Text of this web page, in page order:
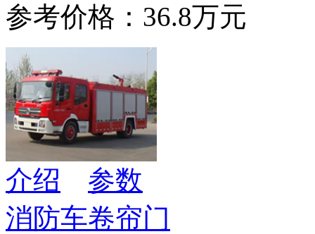
参考价格：36.8万元
介绍
参数
消防车卷帘门